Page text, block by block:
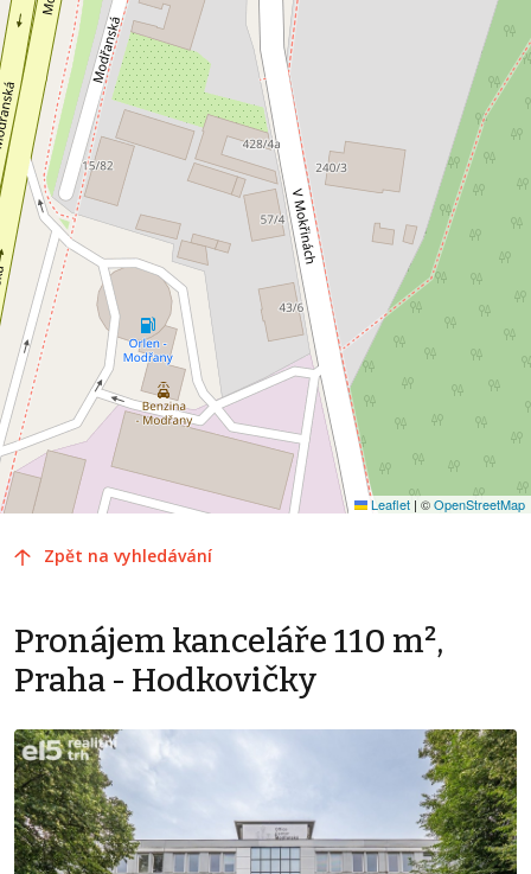
Leaflet | ©OpenStreetMap
Zpět na vyhledávání
Pronájem kanceláře 110 m²,
Praha - Hodkovičky